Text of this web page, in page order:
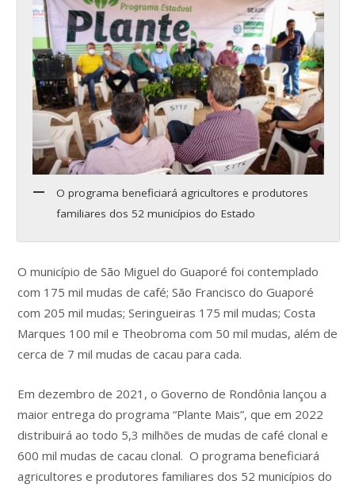
O programa beneficiará agricultores e produtores
familiares dos 52 municípios do Estado
O município de São Miguel do Guaporé foi contemplado
com 175 mil mudas de café; São Francisco do Guaporé
com 205 mil mudas; Seringueiras 175 mil mudas; Costa
Marques 100 mil e Theobroma com 50 mil mudas, além de
cerca de 7 mil mudas de cacau para cada.
Em dezembro de 2021, o Governo de Rondônia lançou a
maior entrega do programa “Plante Mais”, que em 2022
distribuirá ao todo 5,3 milhões de mudas de café clonal e
600 mil mudas de cacau clonal. O programa beneficiará
agricultores e produtores familiares dos 52 municípios do